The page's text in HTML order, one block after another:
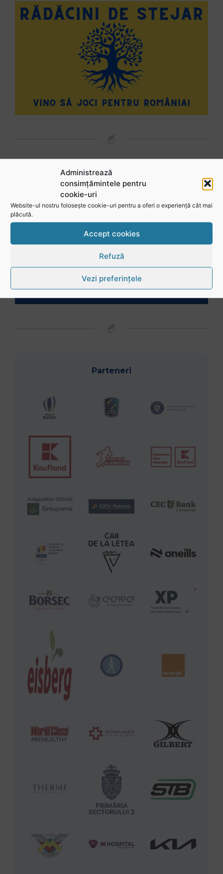
Administrează
consimțămintele pentru
cookie-uri
Website-ul nostru folosește cookie-uri pentru a oferi o experiență cât mai
plăcută.
Accept cookies
Refuză
Vezi preferințele
Urmărește-ne în social media
@rugbyromania
Vreau să joc rugby
Parteneri